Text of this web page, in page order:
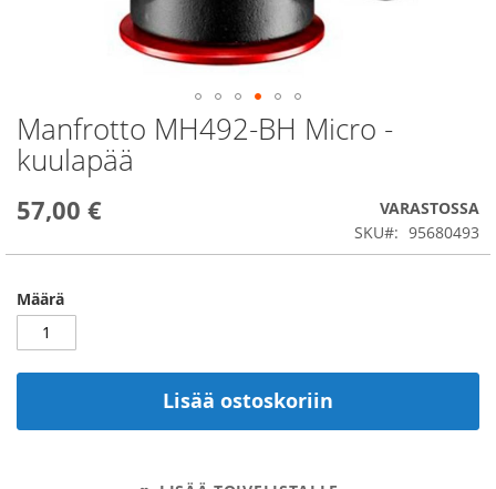
Manfrotto MH492-BH Micro -
kuulapää
57,00 €
VARASTOSSA
SKU
95680493
Määrä
Lisää ostoskoriin
Skip
to
the
of